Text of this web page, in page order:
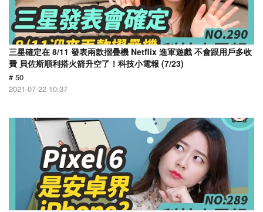
三星確定在 8/11 發表兩款摺疊機 Netflix 進軍遊戲 不會跟用戶多收
費 貝佐斯順利搭火箭升空了！科技小電報 (7/23)
# 50
2021-07-22 10:37